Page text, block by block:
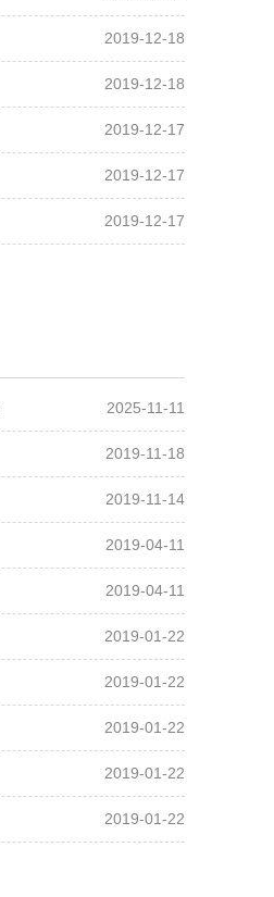
2019-12-18
2019-12-18
2019-12-17
2019-12-17
2019-12-17
2025-11-11
2019-11-18
2019-11-14
2019-04-11
2019-04-11
2019-01-22
2019-01-22
2019-01-22
2019-01-22
2019-01-22